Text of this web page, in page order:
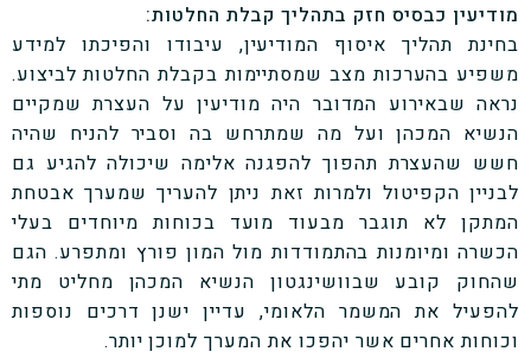
מודיעין כבסיס חזק בתהליך קבלת החלטות:
בחינת תהליך איסוף המודיעין, עיבודו והפיכתו למידע
משפיע בהערכות מצב שמסתיימות בקבלת החלטות לביצוע.
נראה שבאירוע המדובר היה מודיעין על העצרת שמקיים
הנשיא המכהן ועל מה שמתרחש בה וסביר להניח שהיה
חשש שהעצרת תהפוך להפגנה אלימה שיכולה להגיע גם
לבניין הקפיטול ולמרות זאת ניתן להעריך שמערך אבטחת
המתקן לא תוגבר מבעוד מועד בכוחות מיוחדים בעלי
הכשרה ומיומנות בהתמודדות מול המון פורץ ומתפרע. הגם
שהחוק קובע שבוושינגטון הנשיא המכהן מחליט מתי
להפעיל את המשמר הלאומי, עדיין ישנן דרכים נוספות
וכוחות אחרים אשר יהפכו את המערך למוכן יותר.